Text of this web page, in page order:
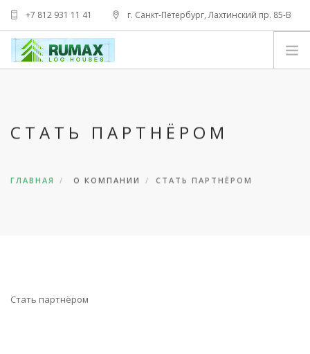
+7 812 931 11 41 г. Санкт-Петербург, Лахтинский пр. 85-В
info@tamakspb.ru
ТРЕТИЙ
ПЯТЫЙ
СТАТЬ ПАРТНЁРОМ
ГЛАВНАЯ О КОМПАНИИ СТАТЬ ПАРТНЁРОМ
Стать партнёром